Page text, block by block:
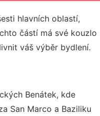
hlavních oblastí,
částí má své kouzlo
váš výběr bydlení.
Benátek, kde
San Marco a Baziliku